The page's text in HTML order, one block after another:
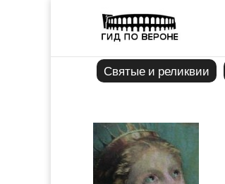
Святые и реликвии